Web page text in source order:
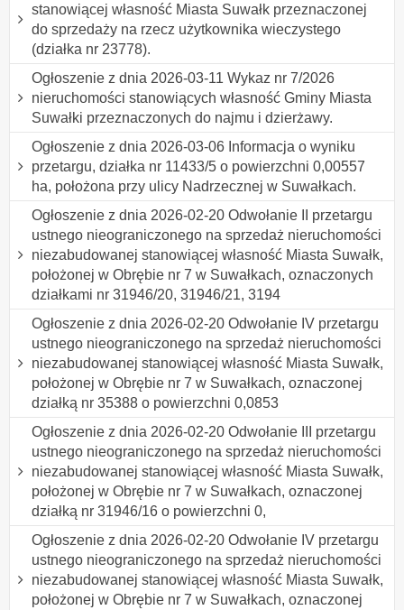
stanowiącej własność Miasta Suwałk przeznaczonej
do sprzedaży na rzecz użytkownika wieczystego
(działka nr 23778).
Ogłoszenie z dnia 2026-03-11 Wykaz nr 7/2026
nieruchomości stanowiących własność Gminy Miasta
Suwałki przeznaczonych do najmu i dzierżawy.
Ogłoszenie z dnia 2026-03-06 Informacja o wyniku
przetargu, działka nr 11433/5 o powierzchni 0,00557
ha, położona przy ulicy Nadrzecznej w Suwałkach.
Ogłoszenie z dnia 2026-02-20 Odwołanie II przetargu
ustnego nieograniczonego na sprzedaż nieruchomości
niezabudowanej stanowiącej własność Miasta Suwałk,
położonej w Obrębie nr 7 w Suwałkach, oznaczonych
działkami nr 31946/20, 31946/21, 3194
Ogłoszenie z dnia 2026-02-20 Odwołanie IV przetargu
ustnego nieograniczonego na sprzedaż nieruchomości
niezabudowanej stanowiącej własność Miasta Suwałk,
położonej w Obrębie nr 7 w Suwałkach, oznaczonej
działką nr 35388 o powierzchni 0,0853
Ogłoszenie z dnia 2026-02-20 Odwołanie III przetargu
ustnego nieograniczonego na sprzedaż nieruchomości
niezabudowanej stanowiącej własność Miasta Suwałk,
położonej w Obrębie nr 7 w Suwałkach, oznaczonej
działką nr 31946/16 o powierzchni 0,
Ogłoszenie z dnia 2026-02-20 Odwołanie IV przetargu
ustnego nieograniczonego na sprzedaż nieruchomości
niezabudowanej stanowiącej własność Miasta Suwałk,
położonej w Obrębie nr 7 w Suwałkach, oznaczonej